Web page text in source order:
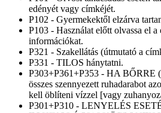
edényét vagy címkéjét.
P102 - Gyermekektől elzárva
P103 - Használat előtt olvassa el
információkat.
P321 - Szakellátás (útmutató a
P331 - TILOS hánytatni.
P303+P361+P353 - HA BŐRRE
összes szennyezett ruhadarabot
kell öblíteni vízzel [vagy
P301+P310 - LENYELÉS